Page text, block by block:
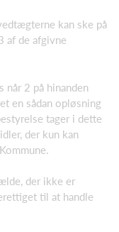
kan ske på
af de afgivne
når 2 på hinanden
en sådan opløsning
tager i dette
der kun kan
der ikke er
til at handle